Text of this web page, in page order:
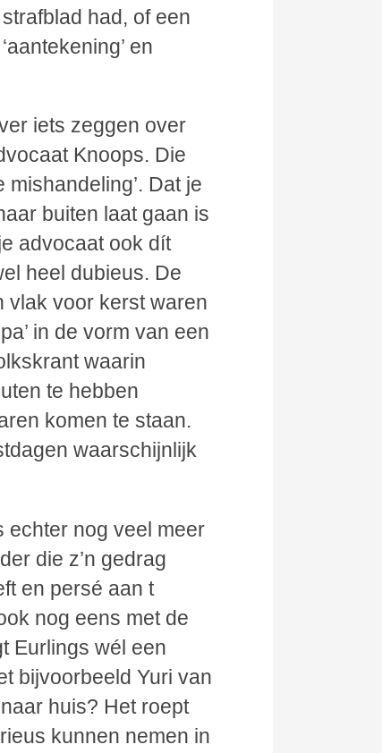
had, of een
en
iets zeggen over
Knoops. Die
mishandeling’. Dat je
buiten laat gaan is
advocaat ook dít
heel dubieus. De
vlak voor kerst waren
in de vorm van een
waarin
te hebben
komen te staan.
waarschijnlijk
echter nog veel meer
die z’n gedrag
en persé aan t
nog eens met de
Eurlings wél een
bijvoorbeeld Yuri van
huis? Het roept
kunnen nemen in